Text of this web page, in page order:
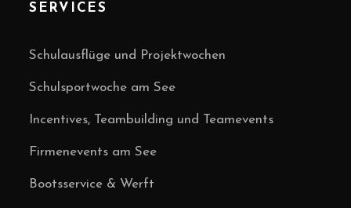
SERVICES
Schulausflüge und Projektwochen
Schulsportwoche am See
Incentives, Teambuilding und Teamevents
Firmenevents am See
Bootsservice & Werft